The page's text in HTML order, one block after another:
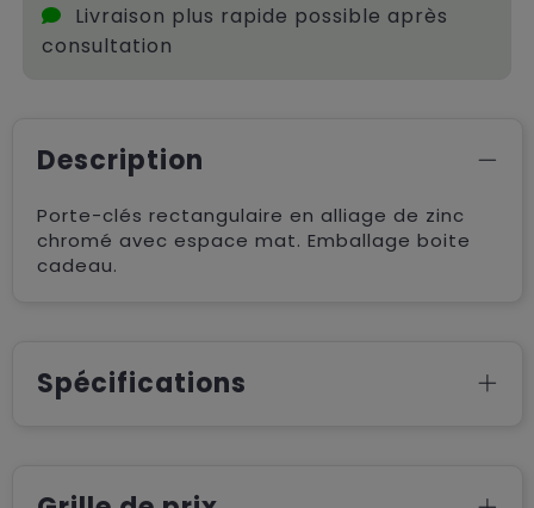
Livraison plus rapide possible après
consultation
Description
Porte-clés rectangulaire en alliage de zinc
chromé avec espace mat. Emballage boite
cadeau.
Spécifications